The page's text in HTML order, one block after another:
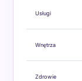
Usługi
Wnętrza
Zdrowie